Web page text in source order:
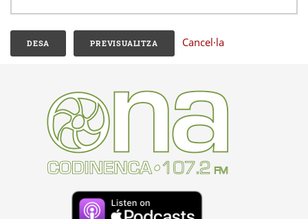
Cancel·la